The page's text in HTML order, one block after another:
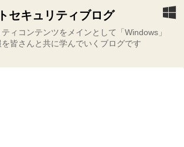
セキュリティブログ
ィコンテンツをメインとして「Windows」
皆さんと共に学んでいくブログです